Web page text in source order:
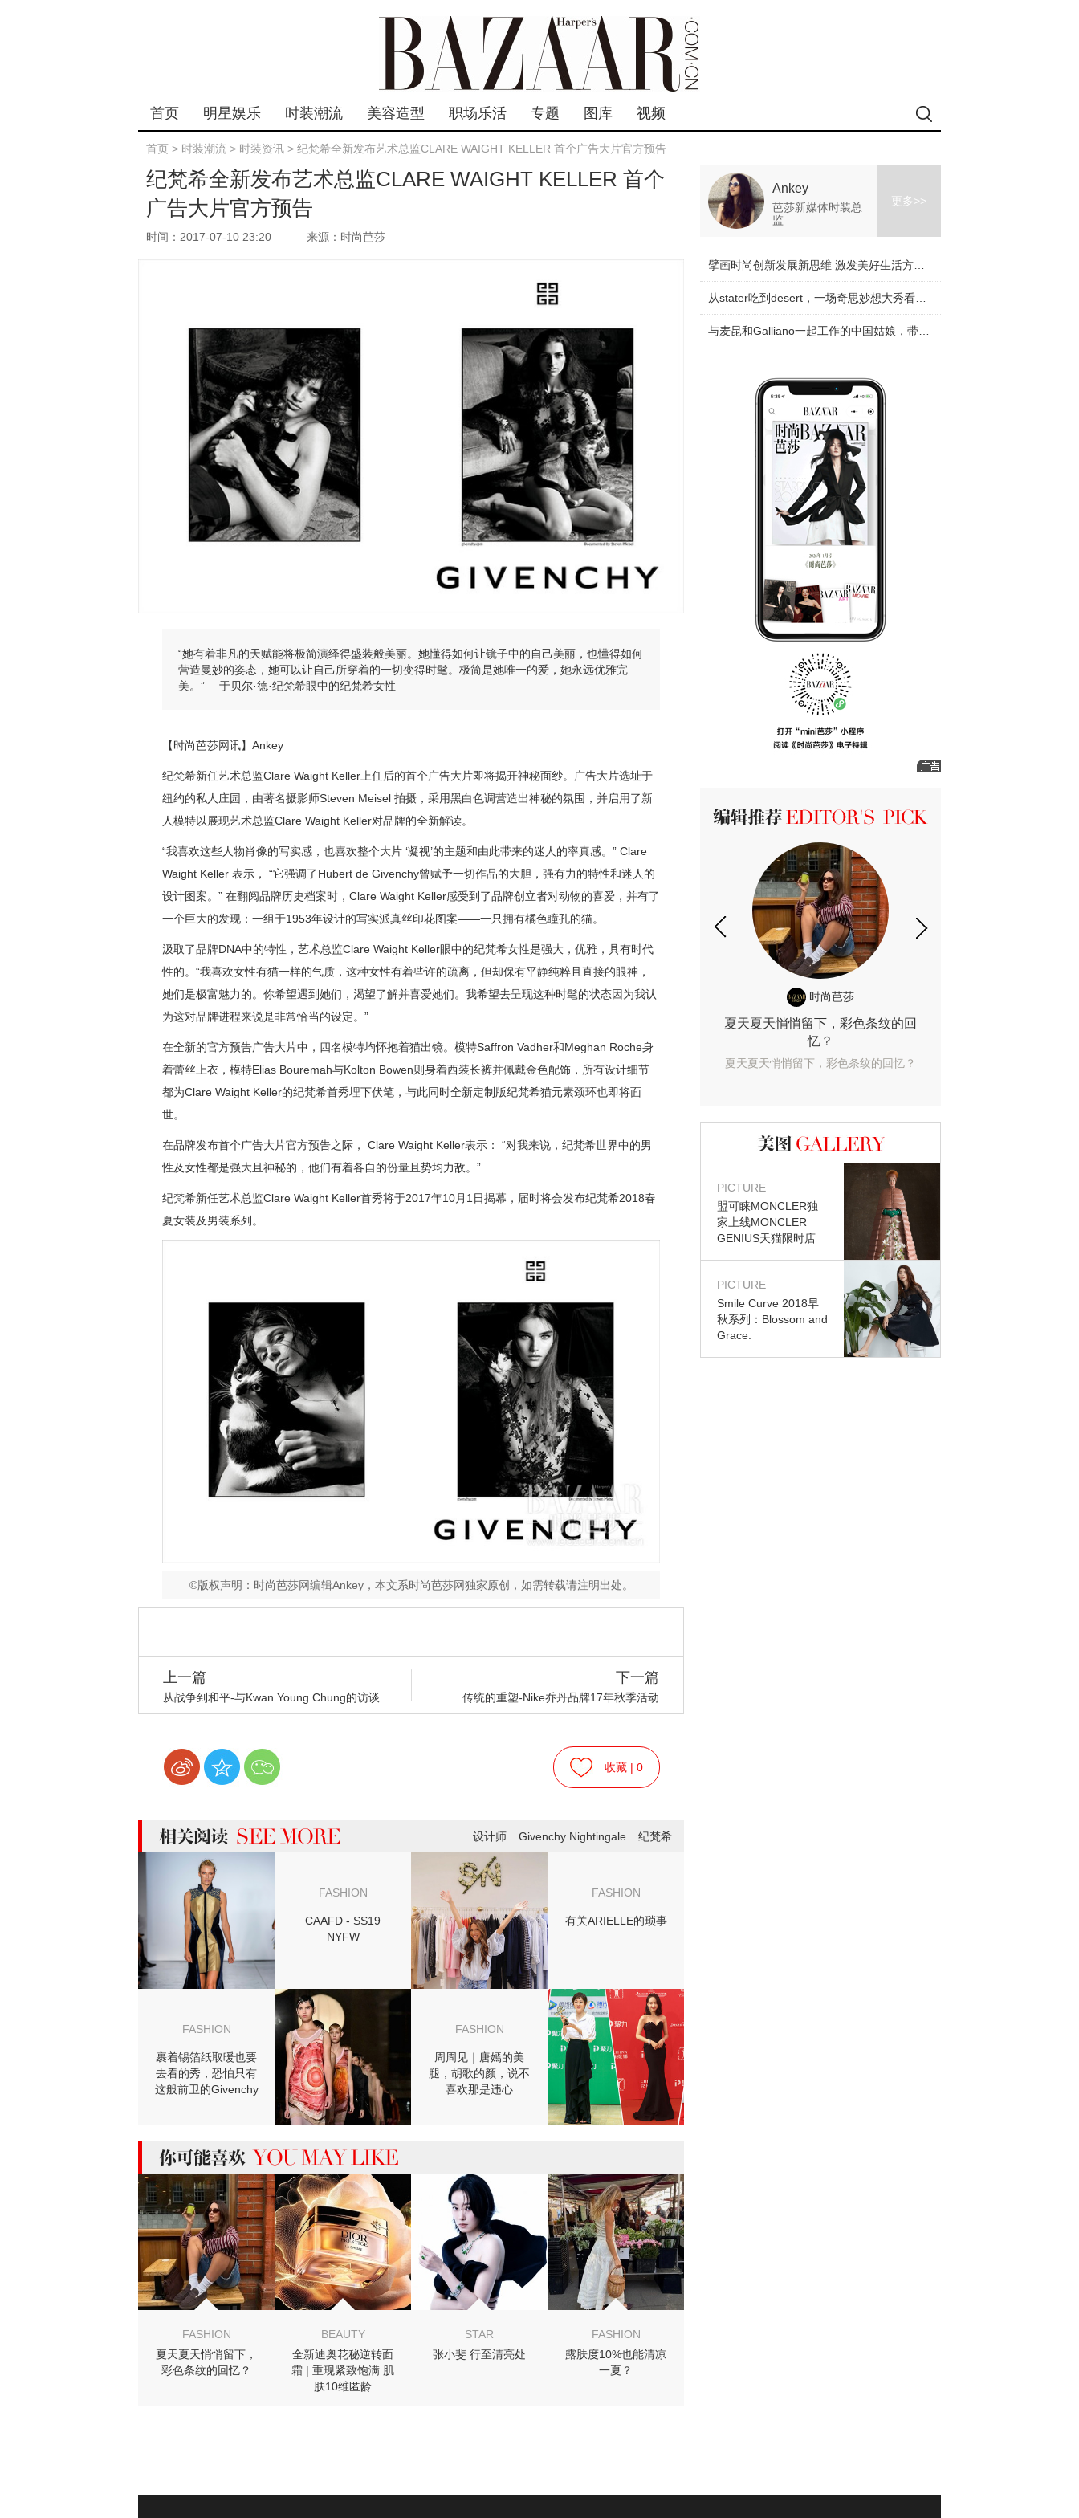
首页 明星娱乐 时装潮流 美容造型 职场乐活 专题 图库 视频
首页 > 时装潮流 > 时装资讯 > 纪梵希全新发布艺术总监CLARE WAIGHT KELLER 首个广告大片官方预告
纪梵希全新发布艺术总监CLARE WAIGHT KELLER 首个
广告大片官方预告
时间：2017-07-10 23:20 来源：时尚芭莎
“她有着非凡的天赋能将极简演绎得盛装般美丽。她懂得如何让镜子中的自己美丽，也懂得如何
营造曼妙的姿态，她可以让自己所穿着的一切变得时髦。极简是她唯一的爱，她永远优雅完
美。”— 于贝尔·德·纪梵希眼中的纪梵希女性
【时尚芭莎网讯】Ankey
纪梵希新任艺术总监Clare Waight Keller上任后的首个广告大片即将揭开神秘面纱。广告大片选址于
纽约的私人庄园，由著名摄影师Steven Meisel 拍摄，采用黑白色调营造出神秘的氛围，并启用了新
人模特以展现艺术总监Clare Waight Keller对品牌的全新解读。
“我喜欢这些人物肖像的写实感，也喜欢整个大片 ‘凝视’的主题和由此带来的迷人的率真感。” Clare
Waight Keller 表示， “它强调了Hubert de Givenchy曾赋予一切作品的大胆，强有力的特性和迷人的
设计图案。” 在翻阅品牌历史档案时，Clare Waight Keller感受到了品牌创立者对动物的喜爱，并有了
一个巨大的发现：一组于1953年设计的写实派真丝印花图案——一只拥有橘色瞳孔的猫。
汲取了品牌DNA中的特性，艺术总监Clare Waight Keller眼中的纪梵希女性是强大，优雅，具有时代
性的。“我喜欢女性有猫一样的气质，这种女性有着些许的疏离，但却保有平静纯粹且直接的眼神，
她们是极富魅力的。你希望遇到她们，渴望了解并喜爱她们。我希望去呈现这种时髦的状态因为我认
为这对品牌进程来说是非常恰当的设定。”
在全新的官方预告广告大片中，四名模特均怀抱着猫出镜。模特Saffron Vadher和Meghan Roche身
着蕾丝上衣，模特Elias Bouremah与Kolton Bowen则身着西装长裤并佩戴金色配饰，所有设计细节
都为Clare Waight Keller的纪梵希首秀埋下伏笔，与此同时全新定制版纪梵希猫元素颈环也即将面
世。
在品牌发布首个广告大片官方预告之际， Clare Waight Keller表示： “对我来说，纪梵希世界中的男
性及女性都是强大且神秘的，他们有着各自的份量且势均力敌。”
纪梵希新任艺术总监Clare Waight Keller首秀将于2017年10月1日揭幕，届时将会发布纪梵希2018春
夏女装及男装系列。
©版权声明：时尚芭莎网编辑Ankey，本文系时尚芭莎网独家原创，如需转载请注明出处。
上一篇
从战争到和平-与Kwan Young Chung的访谈
下一篇
传统的重塑-Nike乔丹品牌17年秋季活动
收藏 | 0
设计师 Givenchy Nightingale 纪梵希
FASHION
CAAFD - SS19
NYFW
FASHION
有关ARIELLE的琐事
FASHION
裹着锡箔纸取暖也要
去看的秀，恐怕只有
这般前卫的Givenchy
FASHION
周周见｜唐嫣的美
腿，胡歌的颜，说不
喜欢那是违心
MIGHT LIKE 你可能喜欢
FASHION
夏天夏天悄悄留下，
彩色条纹的回忆？
BEAUTY
全新迪奥花秘逆转面
霜 | 重现紧致饱满 肌
肤10维匿龄
STAR
张小斐 行至清亮处
FASHION
露肤度10%也能清凉
一夏？
Ankey
芭莎新媒体时装总
监
更多>>
时尚芭莎
夏天夏天悄悄留下，彩色条纹的回
忆？
夏天夏天悄悄留下，彩色条纹的回忆？
图库
PICTURE
盟可睐MONCLER独
家上线MONCLER
GENIUS天猫限时店
PICTURE
Smile Curve 2018早
秋系列：Blossom and
Grace.